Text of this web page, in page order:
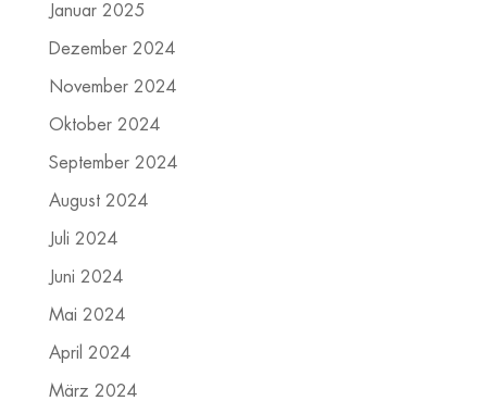
Januar 2025
Dezember 2024
November 2024
Oktober 2024
September 2024
August 2024
Juli 2024
Juni 2024
Mai 2024
April 2024
März 2024